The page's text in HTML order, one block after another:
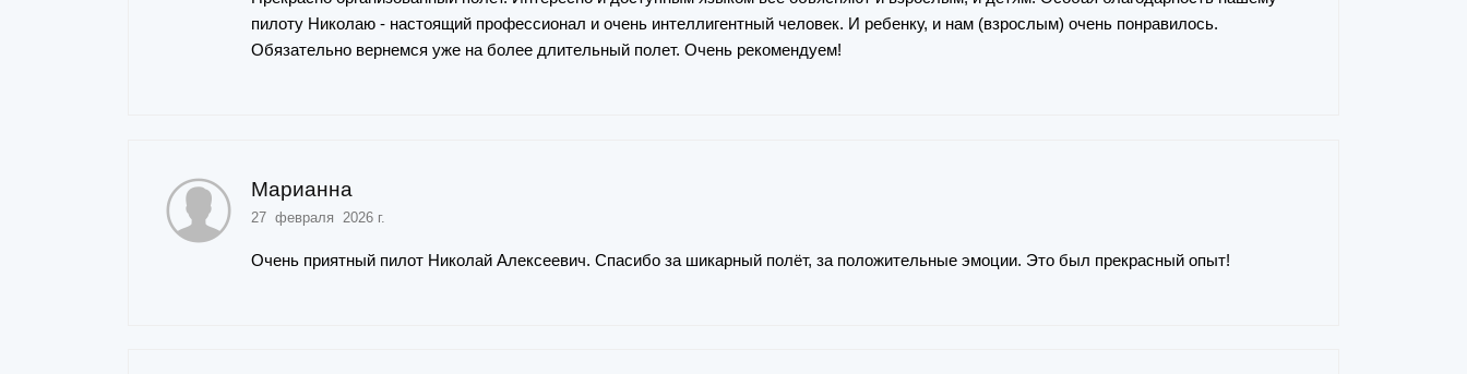
пилоту Николаю - настоящий профессионал и очень интеллигентный человек. И ребенку, и нам (взрослым) очень понравилось.
Обязательно вернемся уже на более длительный полет. Очень рекомендуем!
Марианна
27 февраля 2026 г.
Очень приятный пилот Николай Алексеевич. Спасибо за шикарный полёт, за положительные эмоции. Это был прекрасный опыт!